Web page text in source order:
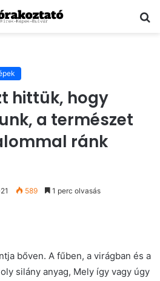
hittük, hogy
a természet
ránk
589 1 perc olvasás
bőven. A fűben, a virágban és a
silány anyag, Mely így vagy úgy